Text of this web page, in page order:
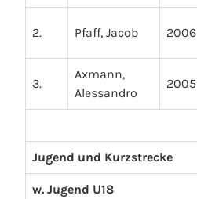
2. Pfaff, Jacob 2006
3.
Axmann,
Alessandro
2005
Jugend und Kurzstrecke
w. Jugend U18